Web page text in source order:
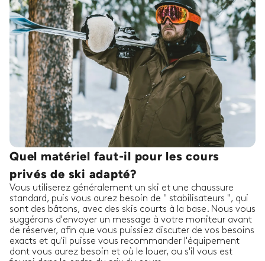
Quel matériel faut-il pour les cours
privés de ski adapté?
Vous utiliserez généralement un ski et une chaussure
standard, puis vous aurez besoin de " stabilisateurs ", qui
sont des bâtons, avec des skis courts à la base. Nous vous
suggérons d'envoyer un message à votre moniteur avant
de réserver, afin que vous puissiez discuter de vos besoins
exacts et qu'il puisse vous recommander l'équipement
dont vous aurez besoin et où le louer, ou s'il vous est